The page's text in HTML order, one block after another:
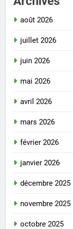
août 2026
juillet 2026
juin 2026
mai 2026
avril 2026
mars 2026
février 2026
janvier 2026
décembre 2025
novembre 2025
octobre 2025